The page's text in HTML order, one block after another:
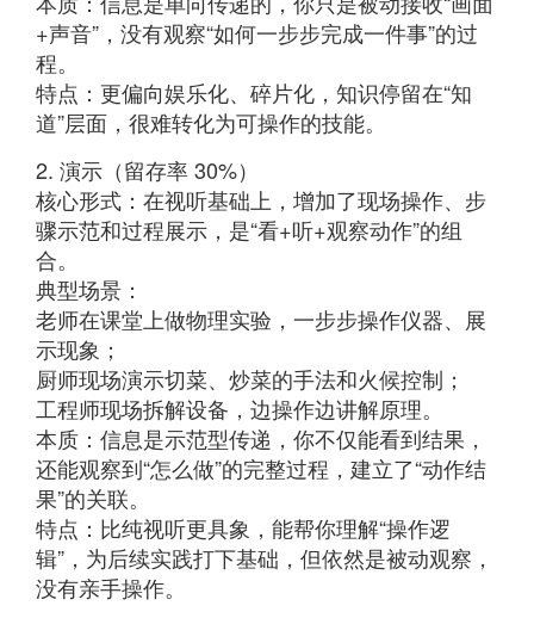
+声音”，没有观察“如何一步步完成一件事”的过
程。
特点：更偏向娱乐化、碎片化，知识停留在“知
道”层面，很难转化为可操作的技能。
2. 演示（留存率 30%）
核心形式：在视听基础上，增加了现场操作、步
骤示范和过程展示，是“看+听+观察动作”的组
合。
典型场景：
老师在课堂上做物理实验，一步步操作仪器、展
示现象；
厨师现场演示切菜、炒菜的手法和火候控制；
工程师现场拆解设备，边操作边讲解原理。
本质：信息是示范型传递，你不仅能看到结果，
还能观察到“怎么做”的完整过程，建立了“动作结
果”的关联。
特点：比纯视听更具象，能帮你理解“操作逻
辑”，为后续实践打下基础，但依然是被动观察，
没有亲手操作。